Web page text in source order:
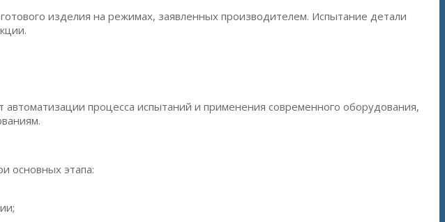
изделия на режимах, заявленных производителем. Испытание детали
процесса испытаний и применения современного оборудования,
основных этапа: